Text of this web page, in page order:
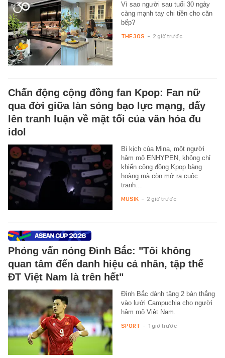
Vì sao người sau tuổi 30 ngày
càng mạnh tay chi tiền cho căn
bếp?
THE 30S - 2 giờ trước
Chấn động cộng đồng fan Kpop: Fan nữ
qua đời giữa làn sóng bạo lực mạng, dấy
lên tranh luận về mặt tối của văn hóa đu
idol
Bi kịch của Mina, một người
hâm mộ ENHYPEN, không chỉ
khiến cộng đồng Kpop bàng
hoàng mà còn mở ra cuộc
tranh…
MUSIK - 2 giờ trước
Phỏng vấn nóng Đình Bắc: "Tôi không
quan tâm đến danh hiệu cá nhân, tập thể
ĐT Việt Nam là trên hết"
Đình Bắc dành tặng 2 bàn thắng
vào lưới Campuchia cho người
hâm mộ Việt Nam.
SPORT - 1 giờ trước